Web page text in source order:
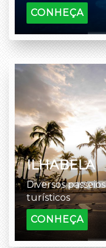
CONHEÇA
ILHABELA
Diversos
turísticos
CONHEÇA